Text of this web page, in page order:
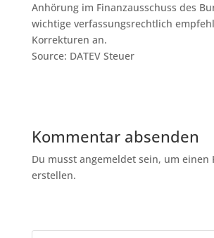
Anhörung im Finanzausschuss des
wichtige verfassungsrechtlich
Korrekturen an.
Source: DATEV Steuer
Kommentar absenden
Du musst angemeldet sein, um einen
erstellen.